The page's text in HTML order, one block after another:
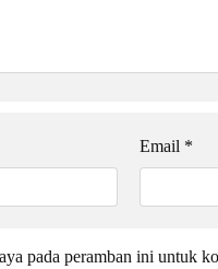
Email *
pada peramban ini untuk